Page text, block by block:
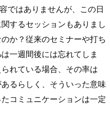
ではありませんが、この日
するセッションもありまし
か？従来のセミナーや打ち
一週間後には忘れてしま
れている場合、その率は
るらしく、そういった意味
コミュニケーションは一定